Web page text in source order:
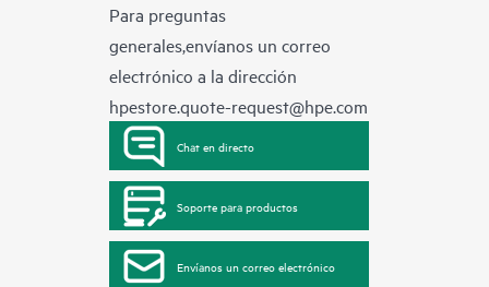
Para preguntas
generales,envíanos un correo
electrónico a la dirección
hpestore.quote-request@hpe.com
Chat en directo
Soporte para productos
Envíanos un correo electrónico